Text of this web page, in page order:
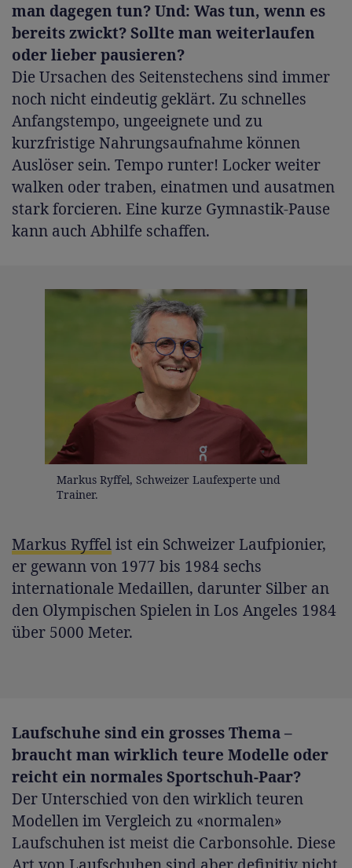
man dagegen tun? Und: Was tun, wenn es
bereits zwickt? Sollte man weiterlaufen
oder lieber pausieren?
Die Ursachen des Seitenstechens sind immer
noch nicht eindeutig geklärt. Zu schnelles
Anfangstempo, ungeeignete und zu
kurzfristige Nahrungsaufnahme können
Auslöser sein. Tempo runter! Locker weiter
walken oder traben, einatmen und ausatmen
stark forcieren. Eine kurze Gymnastik-Pause
kann auch Abhilfe schaffen.
Markus Ryffel, Schweizer Laufexperte und
Trainer.
Markus Ryffelist ein Schweizer Laufpionier,
er gewann von 1977 bis 1984 sechs
internationale Medaillen, darunter Silber an
den Olympischen Spielen in Los Angeles 1984
über 5000 Meter.
Laufschuhe sind ein grosses Thema –
braucht man wirklich teure Modelle oder
reicht ein normales Sportschuh-Paar?
Der Unterschied von den wirklich teuren
Modellen im Vergleich zu «normalen»
Laufschuhen ist meist die Carbonsohle. Diese